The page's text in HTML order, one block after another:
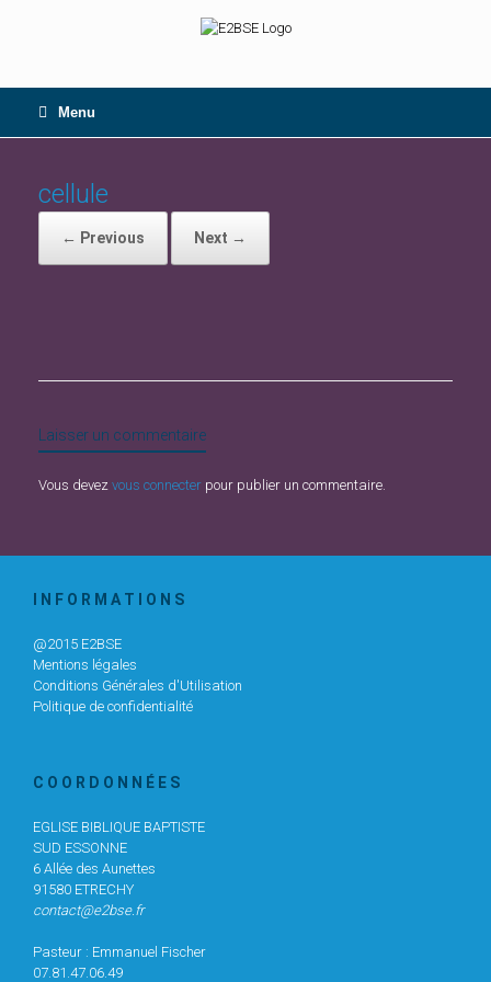
Menu
cellule
← Previous Next →
Laisser un commentaire
Vous devez vous connecter pour publier un commentaire.
I N F O R M A T I O N S
@2015 E2BSE
Mentions légales
Conditions Générales d'Utilisation
Politique de confidentialité
C O O R D O N N É E S
EGLISE BIBLIQUE BAPTISTE
SUD ESSONNE
6 Allée des Aunettes
91580 ETRECHY
contact@e2bse.fr
Pasteur : Emmanuel Fischer
07.81.47.06.49